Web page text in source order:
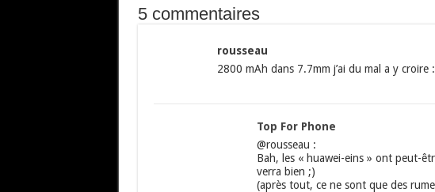
5 commentaires
rousseau
2800 mAh dans 7.7mm j’ai du mal a y croire
Top For Phone
@rousseau :
Bah, les « huawei-eins » ont peut-
verra bien ;)
(après tout, ce ne sont que des